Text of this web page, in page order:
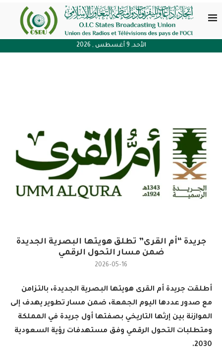
الأحد, 9 أغسطس , 2026
جريدة “أم القرى” تطلق هويتها البصرية الجديدة
ضمن مسار التحول الرقمي
2026-05-16
أطلقت جريدة أم القرى هويتها البصرية الجديدة، بالتزامن
مع صدور عددها اليوم الجمعة، ضمن مسار تطوير يهدف إلى
الموازنة بين إرثها التاريخي بصفتها أول جريدة في المملكة
ومتطلبات التحول الرقمي وفق مستهدفات رؤية السعودية
2030
.